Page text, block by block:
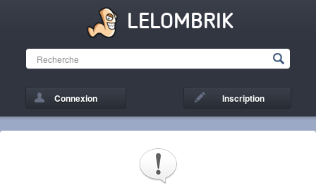
LELOMBRIK
Connexion Inscription